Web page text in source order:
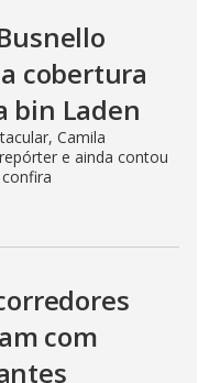
cobertura
bin Laden
Camila
e ainda contou
com